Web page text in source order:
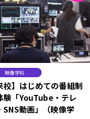
映像学科
校】はじめての番組制
験「YouTube・テレ
SNS動画」（映像学